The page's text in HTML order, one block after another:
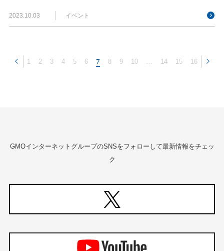
2023.10.03 イベント
1 2 3 4 5 6 7 8 9 10 … 14 15 16
GMOインターネットグループのSNSをフォローして最新情報をチェッ
ク